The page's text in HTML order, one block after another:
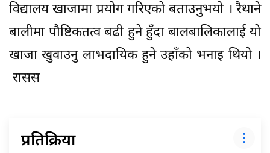
विद्यालय खाजामा प्रयोग गरिएको बताउनुभयो । रैथाने
बालीमा पौष्टिकतत्व बढी हुने हुँदा बालबालिकालाई यो
खाजा खुवाउनु लाभदायिक हुने उहाँको भनाइ थियो ।
रासस
प्रतिक्रिया